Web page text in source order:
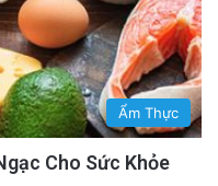
Ẩm Thực
Cho Sức Khỏe